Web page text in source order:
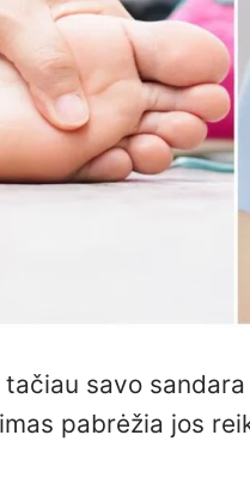
savo
pabrėžia jos